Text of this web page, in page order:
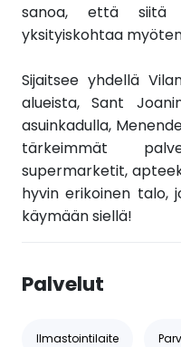
sanoa, että siitä
yksityiskohtaa
Sijaitsee yhdellä
alueista, Sant
asuinkadulla,
tärkeimmät
supermarketit,
hyvin erikoinen talo,
käymään siellä!
Palvelut
Ilmastointilaite